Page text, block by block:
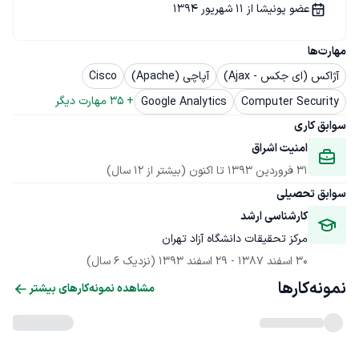
مهارت‌ها
آژاکس (ای جکس - Ajax)
آپاچی (Apache)
Cisco
Computer Security
Google Analytics
+
35 مهارت دیگر
سوابق کاری
امنیت اشراق
31 فروردین 1393
تا اکنون (بیشتر از 12 سال)
سوابق تحصیلی
کارشناسی ارشد
مرکز تحقیقات دانشگاه آزاد تهران
30 اسفند 1387
- 29 اسفند 1393 (نزدیک 6 سال)
عضو پونیشا از 11 شهریور 1394
نمونه‌کارها مشاهده نمونه‌کارهای بیشتر